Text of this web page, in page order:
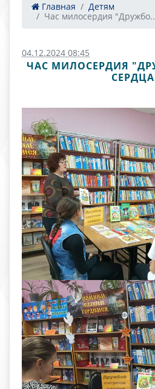
Главная
Детям
Час милосердия
04.12.2024 08:45
ЧАС МИЛОСЕРДИЯ